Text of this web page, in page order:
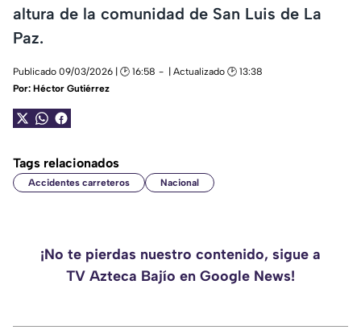
altura de la comunidad de San Luis de La
Paz.
Publicado 09/03/2026 | 🕑 16:58
| Actualizado 🕑 13:38
Por: Héctor Gutiérrez
Tags relacionados
Accidentes carreteros Nacional
¡No te pierdas nuestro contenido, sigue a
TV Azteca Bajío en Google News!